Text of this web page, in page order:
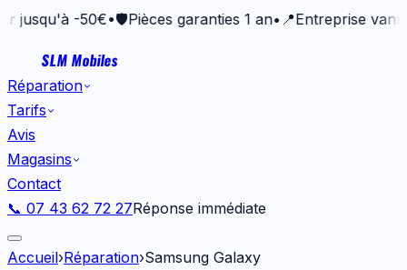
-50€• 🛡️Pièces garanties 1 an•📍 Entreprise vannetaise
SLM Mobiles
Réparation
Tarifs
Avis
Magasins
Contact
📞 07 43 62 72 27Réponse immédiate
Accueil›Réparation›Samsung Galaxy